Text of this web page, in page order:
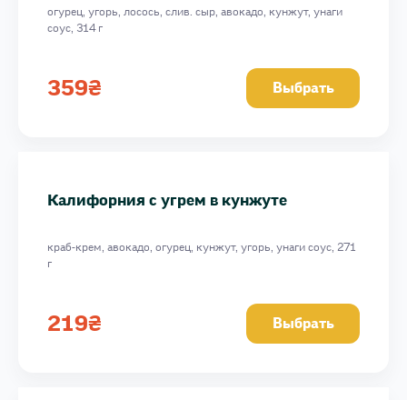
огурец, угорь, лосось, слив. сыр, авокадо, кунжут, унаги
соус, 314 г
359₴ Выбрать
Калифорния с угрем в кунжуте
краб-крем, авокадо, огурец, кунжут, угорь, унаги соус, 271
г
219₴ Выбрать